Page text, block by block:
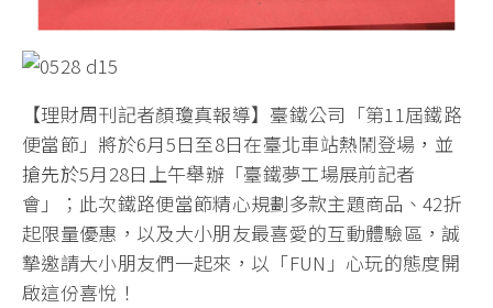
【理財周刊記者顏瓊真報導】臺鐵公司「第11屆鐵路
便當節」將於6月5日至8日在臺北車站熱鬧登場 ，並
搶先於5月28日上午舉辦「臺鐵夢工場展前記者
會」；此次鐵路便當節精心規劃多款主題商品、42折
起限量優惠，以及大小朋友最喜愛的互動體驗區，誠
摯邀請大小朋友們一起來，以「FUN」心玩的態度開
啟這份喜悅！